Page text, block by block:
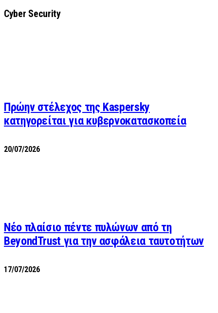
Cyber Security
Πρώην στέλεχος της Kaspersky
κατηγορείται για κυβερνοκατασκοπεία
20/07/2026
Νέο πλαίσιο πέντε πυλώνων από τη
BeyondTrust για την ασφάλεια ταυτοτήτων
17/07/2026